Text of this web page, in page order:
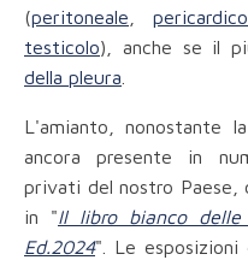
(peritoneale ,pericardico
testicolo), anche se il
della pleura
L'amianto, nonostante
ancora presente in
privati del nostro Paese,
in "Il libro bianco
Ed.2024". Le